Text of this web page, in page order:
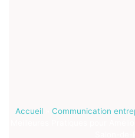
Accueil Communication